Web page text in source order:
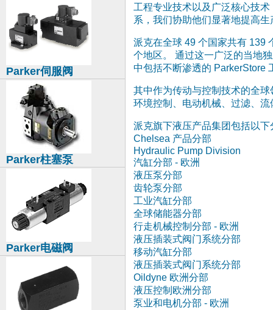
工程专业技术以及广泛核心技
系，我们协助他们显著地提高
派克在全球 49 个国家共有 139
个地区。 通过这一广泛的当地
中包括不断渗透的 ParkerStore
其中作为传动与控制技术的全
环境控制、电动机械、过滤、
派克旗下液压产品集团包括以下
Chelsea 产品分部
Hydraulic Pump Division
汽缸分部 - 欧洲
液压泵分部
齿轮泵分部
工业汽缸分部
全球储能器分部
行走机械控制分部 - 欧洲
液压插装式阀门系统分部
移动汽缸分部
液压插装式阀门系统分部
Oildyne 欧洲分部
液压控制欧洲分部
泵业和电机分部 - 欧洲
Parker伺服阀
Parker柱塞泵
Parker电磁阀